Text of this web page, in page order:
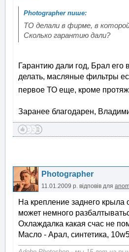
ТО делали в фирме, в
Сколько гарантию дали?
Гарантию дали год, Брал его
делать, масляные фильтры
первое ТО еще, кроме
Заранее благодарен,
Photographer
11.01.2009 р. відповів для
На крепление заднего
может немного
Охлаждалка какая счас не
Масло - Арал, синтетика,